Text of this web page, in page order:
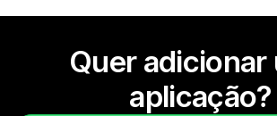
Quer adicionar
aplicação?